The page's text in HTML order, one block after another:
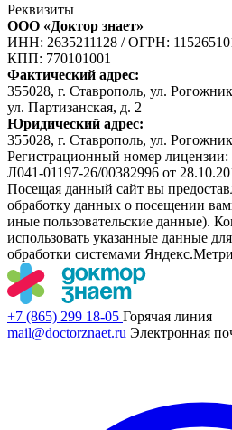
Реквизиты
ООО «Доктор знает»
ИНН: 2635211128 /ОГРН:
КПП: 770101001
Фактический адрес:
355028, г. Ставрополь, ул.
ул. Партизанская, д. 2
Юридический адрес:
355028, г. Ставрополь, ул.
Регистрационный номер лицензии:
Л041-01197-26/00382996 от
Посещая данный сайт вы
обработку данных о посещении
иные пользовательские данные).
использовать указанные данные
обработки системами
+7 (865) 299 18-05 Горячая линия
mail@doctorznaet.ru Электронная